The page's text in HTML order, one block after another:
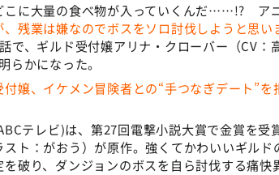
こに大量の食べ物が入っていくんだ……!? ア
残業は嫌なのでボスをソロ討伐しようと思い
で、ギルド受付嬢アリナ・クローバー（CV：
らかになった。
付嬢、イケメン冒険者との“手つなぎデート”
テレビ)は、第27回電撃小説大賞で金賞を受
スト：がおう）が原作。強くてかわいいギル
破り、ダンジョンのボスを自ら討伐する痛快